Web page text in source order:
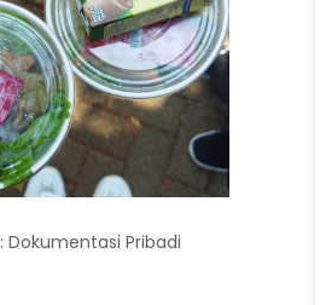
Dokumentasi Pribadi